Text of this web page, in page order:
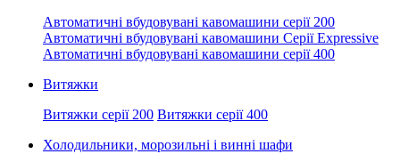
Автоматичні вбудовувані кавомашини серії 200
Автоматичні вбудовувані кавомашини Серії Expressive
Автоматичні вбудовувані кавомашини серії 400
Витяжки
Витяжки серії 200 Витяжки серії 400
Холодильники, морозильні і винні шафи